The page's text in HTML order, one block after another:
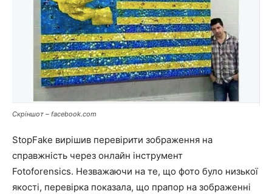
Скріншот – facebook.com
StopFake вирішив перевірити зображення на
справжність через онлайн інструмент
Fotoforensics. Незважаючи на те, що фото було низької
якості, перевірка показала, що прапор на зображенні